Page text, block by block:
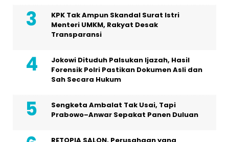
KPK Tak Ampun Skandal Surat Istri
Menteri UMKM, Rakyat Desak
Transparansi
Jokowi Dituduh Palsukan Ijazah, Hasil
Forensik Polri Pastikan Dokumen Asli dan
Sah Secara Hukum
Sengketa Ambalat Tak Usai, Tapi
Prabowo–Anwar Sepakat Panen Duluan